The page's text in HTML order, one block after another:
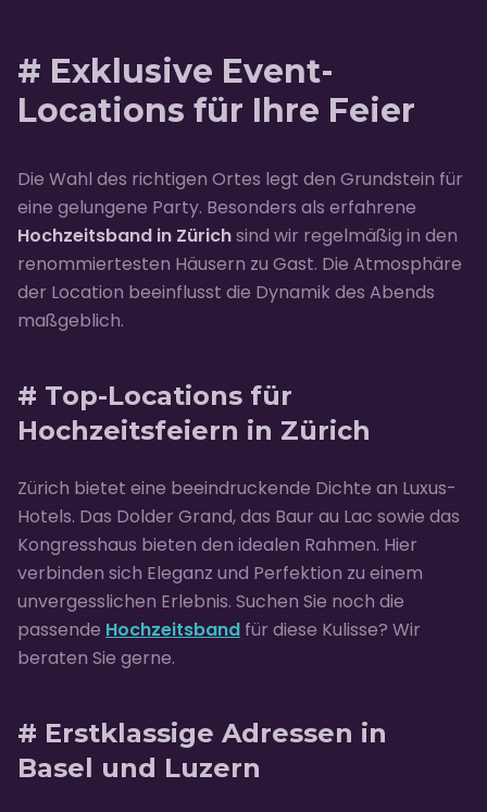
# Exklusive Event-
Locations für Ihre Feier
Die Wahl des richtigen Ortes legt den Grundstein für
eine gelungene Party. Besonders als erfahrene
Hochzeitsband in Zürichsind wir regelmäßig in den
renommiertesten Häusern zu Gast. Die Atmosphäre
der Location beeinflusst die Dynamik des Abends
maßgeblich.
# Top-Locations für
Hochzeitsfeiern in Zürich
Zürich bietet eine beeindruckende Dichte an Luxus-
Hotels. Das Dolder Grand, das Baur au Lac sowie das
Kongresshaus bieten den idealen Rahmen. Hier
verbinden sich Eleganz und Perfektion zu einem
unvergesslichen Erlebnis. Suchen Sie noch die
passende Hochzeitsband für diese Kulisse? Wir
beraten Sie gerne.
# Erstklassige Adressen in
Basel und Luzern